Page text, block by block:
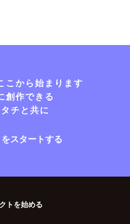
こから始まります
創作できる
チと共に
スタートする
トを始める